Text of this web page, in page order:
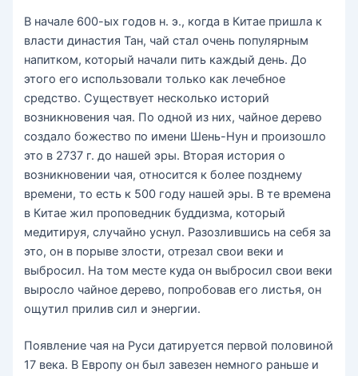
В начале 600-ых годов н. э., когда в Китае пришла к
власти династия Тан, чай стал очень популярным
напитком, который начали пить каждый день. До
этого его использовали только как лечебное
средство. Существует несколько историй
возникновения чая. По одной из них, чайное дерево
создало божество по имени Шень-Нун и произошло
это в 2737 г. до нашей эры. Вторая история о
возникновении чая, относится к более позднему
времени, то есть к 500 году нашей эры. В те времена
в Китае жил проповедник буддизма, который
медитируя, случайно уснул. Разозлившись на себя за
это, он в порыве злости, отрезал свои веки и
выбросил. На том месте куда он выбросил свои веки
выросло чайное дерево, попробовав его листья, он
ощутил прилив сил и энергии.
Появление чая на Руси датируется первой половиной
17 века. В Европу он был завезен немного раньше и